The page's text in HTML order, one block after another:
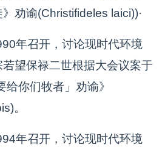
劝谕(Christifideles laici))·
年召开，讨论现时代环境
望保禄二世根据大会议案于
你们牧者」劝谕》
。
年召开，讨论现时代环境